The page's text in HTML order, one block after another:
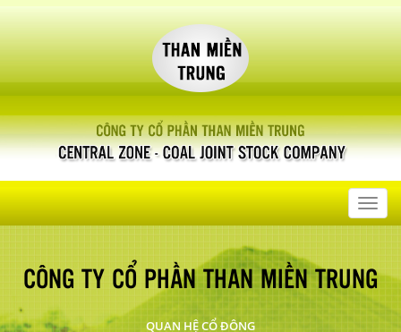
CÔNG TY CỔ PHẦN THAN MIỀN TRUNG
QUAN HỆ CỔ ĐÔNG